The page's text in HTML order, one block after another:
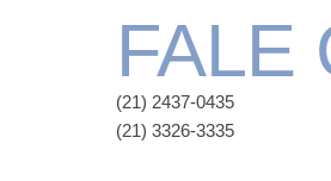
FALE
(21) 2437-0435
(21) 3326-3335